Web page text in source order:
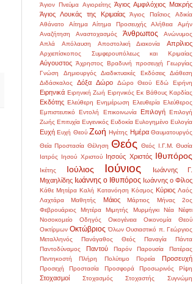
Άγιον Πνεύμα Αγιορείτης Άγιος Αμφιλόχιος Μακρής
Άγιος Λουκάς της Κριμαίας
Άγιος Παΐσιος
Αδικία
Αθάνατο
Αίτημα Αίτημα Προσευχής Αλήθεια
Αμήν
Αναζήτηση
Αναστοχασμός Άνθρωπος
Ανώνυμος
Απλά
Απόλαυση Αποστολική Διακονία Απρίλιος
Αρχιεπίσκοπος Συμφερουπόλεως και Κριμαίας
Αύγουστος Άχρηστος Βραδυνή προσευχή
Γεωργίας
Γνώση
Δημιουργός Διαδικτυακές Εκδόσεις
Διάθεση
Διδάσκαλος
Δόξα Δώρο Δώρο Θεού Εδώ Ειρήνη
Ειρηνικά Ειρηνική Ζωή Ειρηνικός Εκ Βάθους Καρδίας
Εκδότης Ελεύθερη Ενημέρωση Ελευθερία Ελεύθερος
Εμπιστευτικό
Εντολή Επικοινωνία Επιλογή
Επιλογή
Ζωής Επιτυχία Ευγενικός Ευδοκία Ευλογημένο Ευλογία
Ευχή Ευχή Θεού Ζωή Ηγέτης Ημέρα Θαυματουργός
Θεία Προστασία Θέληση Θεός Θεός Ι.Γ.Μ. Θυσία
Ιατρός
Ιησού Χριστού Ιησούς Χριστός Ιθυπόρος
Ικέτης Ιούλιος Ιούνιος
Ιωάννης Γ.
Μιχαηλίδης Ιωάννης ο Ιθυπόρος Ιωάννης ο Φίλος
Κάθε Μητέρα Καλή Κατανόηση Κόσμος Κύριος Λαός
Λαχτάρα
Μαθητής Μάιος Μάρτιος
Μήνας 2ος
Φεβρουάριος
Μητέρα Μιμητής Μυρμήγκι Νέα
Νέφτι
Νοσοκομείο
Οδηγός Οικογένεια
Οικονομία Θεού
Οικτίρμων Οκτώβριος Όλων Ουσιαστικό π. Γεώργιος
Μεταλληνός
Πανάγαθος Θεός Παναγία
Πάντα
Παντοδύναμος
Παντού Παρόν Παρουσία
Πατέρας
Πεντηκοστή
Πλήρη Πολύτιμο Πορεία Προσευχή
Προσεχή Προστασία Προσφορά Προσωρινός Ρίψη
Στοχασμοί Στοχασμός Στοχαστής
Συγνώμη